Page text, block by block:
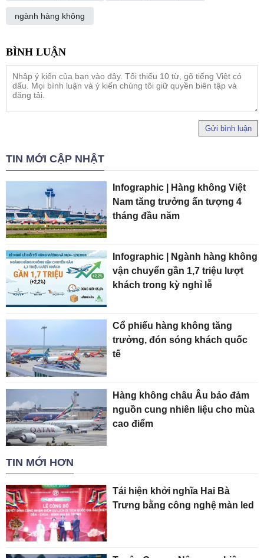
ngành hàng không
Gửi bình luận
TIN MỚI CẬP NHẬT
Infographic | Hàng không Việt
Nam tăng trưởng ấn tượng 4
tháng đầu năm
Infographic | Ngành hàng không
vận chuyển gần 1,7 triệu lượt
khách trong kỳ nghỉ lễ
Cổ phiếu hàng không tăng
trưởng, đón sóng khách quốc
tế
Hàng không châu Âu bảo đảm
nguồn cung nhiên liệu cho mùa
cao điểm
TIN MỚI HƠN
Tái hiện khởi nghĩa Hai Bà
Trưng bằng công nghệ màn led